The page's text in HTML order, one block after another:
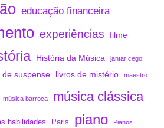
educação financeira
experiências filme
História da Música jantar cego
de suspense livros de mistério maestro
música barroca música clássica
habilidades Paris piano Pianos